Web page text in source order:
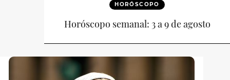
HORÓSCOPO
Horóscopo semanal: 3 a 9 de agosto